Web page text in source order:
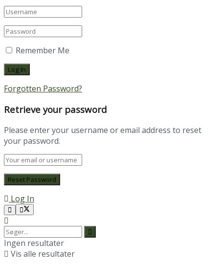
Remember Me
Forgotten Password?
Retrieve your password
Please enter your username or email address to reset
your password.
Log In
Ingen resultater
Vis alle resultater